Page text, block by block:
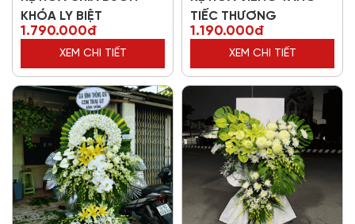
KHÓA LY BIỆT
1.790.000đ
XEM CHI TIẾT
TIẾC THƯƠNG
1.190.000đ
XEM CHI TIẾT